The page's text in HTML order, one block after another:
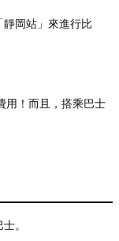
靜岡站」來進行比
用！而且，搭乘巴士
。